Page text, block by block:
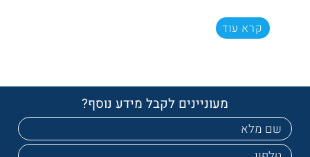
קרא עוד
מעוניינים לקבל מידע נוסף?